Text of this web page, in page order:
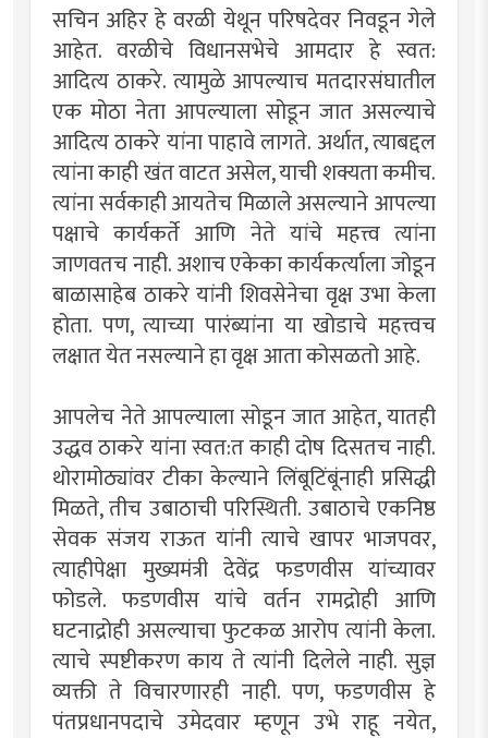
सचिन अहिर हे वरळी येथून परिषदेवर निवडून गेले
आहेत. वरळीचे विधानसभेचे आमदार हे स्वत:
आदित्य ठाकरे. त्यामुळे आपल्याच मतदारसंघातील
एक मोठा नेता आपल्याला सोडून जात असल्याचे
आदित्य ठाकरे यांना पाहावे लागते. अर्थात, त्याबद्दल
त्यांना काही खंत वाटत असेल, याची शक्यता कमीच.
त्यांना सर्वकाही आयतेच मिळाले असल्याने आपल्या
पक्षाचे कार्यकर्ते आणि नेते यांचे महत्त्व त्यांना
जाणवतच नाही. अशाच एकेका कार्यकर्त्याला जोडून
बाळासाहेब ठाकरे यांनी शिवसेनेचा वृक्ष उभा केला
होता. पण, त्याच्या पारंब्यांना या खोडाचे महत्त्वच
लक्षात येत नसल्याने हा वृक्ष आता कोसळतो आहे.
आपलेच नेते आपल्याला सोडून जात आहेत, यातही
उद्धव ठाकरे यांना स्वत:त काही दोष दिसतच नाही.
थोरामोठ्यांवर टीका केल्याने लिंबूटिंबूंनाही प्रसिद्धी
मिळते, तीच उबाठाची परिस्थिती. उबाठाचे एकनिष्ठ
सेवक संजय राऊत यांनी त्याचे खापर भाजपवर,
त्याहीपेक्षा मुख्यमंत्री देवेंद्र फडणवीस यांच्यावर
फोडले. फडणवीस यांचे वर्तन रामद्रोही आणि
घटनाद्रोही असल्याचा फुटकळ आरोप त्यांनी केला.
त्याचे स्पष्टीकरण काय ते त्यांनी दिलेले नाही. सुज्ञ
व्यक्ती ते विचारणारही नाही. पण, फडणवीस हे
पंतप्रधानपदाचे उमेदवार म्हणून उभे राहू नयेत,